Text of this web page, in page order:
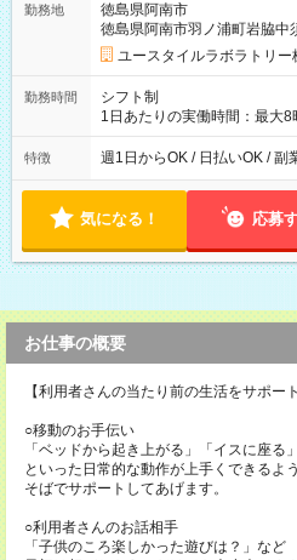
5,600円 【試用期間】試用期間あり 試用期間の長さ：2ヶ月
※ 雇用形態と給与に、本採用
形態：本採用時と同じです。
勤務地
徳島県阿南市
徳島県阿南市羽ノ浦町岩脇中
ユースタイルラボラトリー
勤務時間
シフト制
1日あたりの実働時間：最大
の間で8時間勤務（休憩時間は法定通り） ※
なし ＊＊ 勤務時間例 ＊＊ ■8時から17時 ■9時から18時 ■10
定（毎週同じ曜日勤務）
特徴 週1日からOK / 日払いOK / 副
気になる！ 応募
お仕事の概要
【利用者さんの当たり前の生活をサポート
○移動のお手伝い
「ベッドから起き上がる」「イスに座る
といった日常的な動作が上手くできるよう
そばでサポートしてあげます。
○利用者さんのお話相手
「子供のころ楽しかった遊びは？」など